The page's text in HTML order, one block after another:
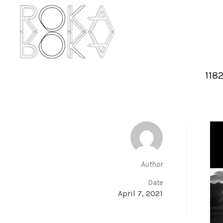
Author
Date
April 7, 2021